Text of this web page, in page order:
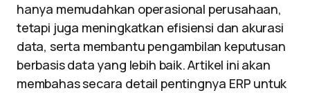
hanya memudahkan operasional perusahaan,
tetapi juga meningkatkan efisiensi dan akurasi
data, serta membantu pengambilan keputusan
berbasis data yang lebih baik. Artikel ini akan
membahas secara detail pentingnya ERP untuk